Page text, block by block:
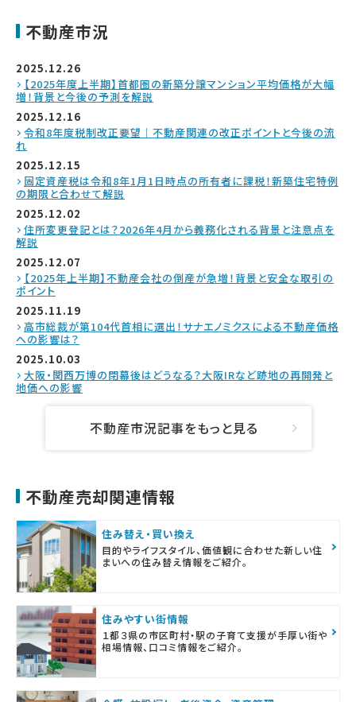
不動産市況
2025.12.26
【2025年度上半期】首都圏の新築分譲マンション平均価格が大幅
増！背景と今後の予測を解説
2025.12.16
令和8年度税制改正要望｜不動産関連の改正ポイントと今後の流
れ
2025.12.15
固定資産税は令和8年1月1日時点の所有者に課税！新築住宅特例
の期限と合わせて解説
2025.12.02
住所変更登記とは？2026年4月から義務化される背景と注意点を
解説
2025.12.07
【2025年上半期】不動産会社の倒産が急増！背景と安全な取引の
ポイント
2025.11.19
高市総裁が第104代首相に選出！サナエノミクスによる不動産価格
への影響は？
2025.10.03
大阪・関西万博の閉幕後はどうなる？大阪IRなど跡地の再開発と
地価への影響
不動産市況記事をもっと見る
不動産売却関連情報
住み替え・買い換え
目的やライフスタイル、価値観に合わせた新しい住
まいへの住み替え情報をご紹介。
住みやすい街情報
１都３県の市区町村・駅の子育て支援が手厚い街や
相場情報、口コミ情報をご紹介。